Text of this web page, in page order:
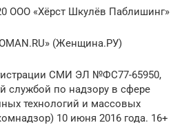
ООО «Хёрст Шкулёв Паблишинг»
(Женщина.РУ)
СМИ ЭЛ №ФС77-65950,
службой по надзору в сфере
технологий и массовых
10 июня 2016 года. 16+